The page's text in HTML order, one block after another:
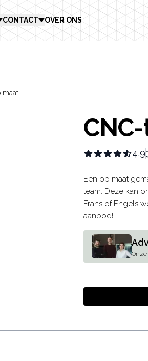
CONTACT OVER ONS
maat
4,9
Een op maat
team. Deze kan
Frans of Engels
aanbod!
Onze